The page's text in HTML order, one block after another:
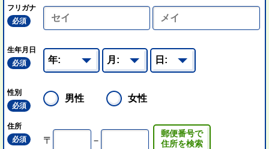
フリガナ
必須
生年月日
必須
性別
必須
男性 女性
住所
必須
〒 －
郵便番号で
住所を検索